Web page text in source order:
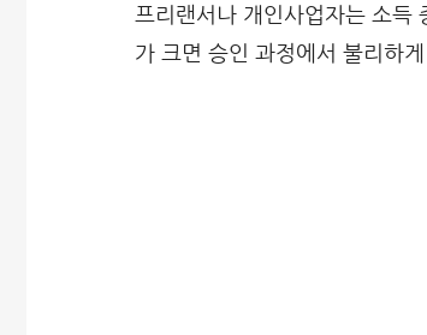
프리랜서나 개인사업자는 소득
가 크면 승인 과정에서 불리하게